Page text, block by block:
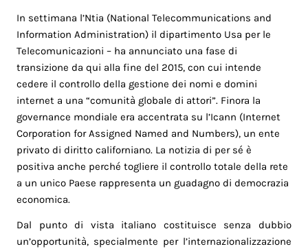
In settimana l’Ntia (National Telecommunications and
Information Administration) il dipartimento Usa per le
Telecomunicazioni – ha annunciato una fase di
transizione da qui alla fine del 2015, con cui intende
cedere il controllo della gestione dei nomi e domini
internet a una “comunità globale di attori”. Finora la
governance mondiale era accentrata su l’Icann (Internet
Corporation for Assigned Named and Numbers), un ente
privato di diritto californiano. La notizia di per sé è
positiva anche perché togliere il controllo totale della rete
a un unico Paese rappresenta un guadagno di democrazia
economica.
Dal punto di vista italiano costituisce senza dubbio
un’opportunità, specialmente per l’internazionalizzazione